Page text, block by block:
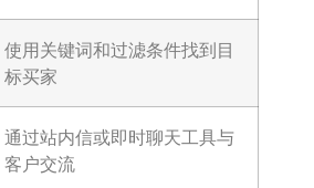
使用关键词和过滤条件找到目
标买家
通过站内信或即时聊天工具与
客户交流